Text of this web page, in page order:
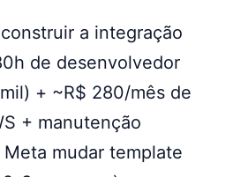
a integração
de desenvolvedor
+ ~R$ 280/mês de
+ manutenção
mudar template